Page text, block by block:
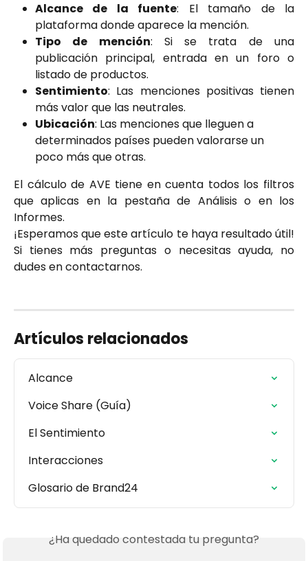
Alcance de la fuente: El tamaño de la
plataforma donde aparece la mención.
Tipo de mención: Si se trata de una
publicación principal, entrada en un foro o
listado de productos.
Sentimiento: Las menciones positivas tienen
más valor que las neutrales.
Ubicación: Las menciones que lleguen a
determinados países pueden valorarse un
poco más que otras.
El cálculo de AVE tiene en cuenta todos los filtros
que aplicas en la pestaña de Análisis o en los
Informes.
¡Esperamos que este artículo te haya resultado útil!
Si tienes más preguntas o necesitas ayuda, no
dudes en contactarnos.
Artículos relacionados
Alcance
Voice Share (Guía)
El Sentimiento
Interacciones
Glosario de Brand24
¿Ha quedado contestada tu pregunta?